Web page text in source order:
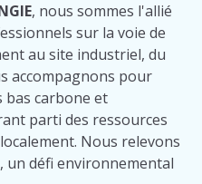
, nous sommes l'allié
sur la voie de
au site industriel, du
accompagnons pour
bas carbone et
parti des ressources
Nous relevons
un défi environnemental